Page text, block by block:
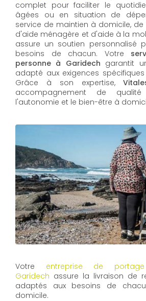
complet pour faciliter le
âgées ou en situation de
service de maintien à domicile,
d'aide ménagère et d'aide à la
assure un soutien personnalisé
besoins de chacun. Votre
personne à Garidech garantit
adapté aux exigences
Grâce à son expertise,
accompagnement de
l'autonomie et le bien-être à
Votre entreprise de
Garidech assure la livraison de
adaptés aux besoins de
domicile.